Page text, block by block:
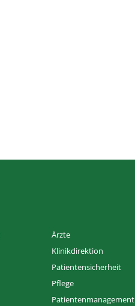
Ärzte
Klinikdirektion
Patientensicherheit
Pflege
Patientenmanagement